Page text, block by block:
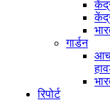
गार्डन
रिपोर्ट